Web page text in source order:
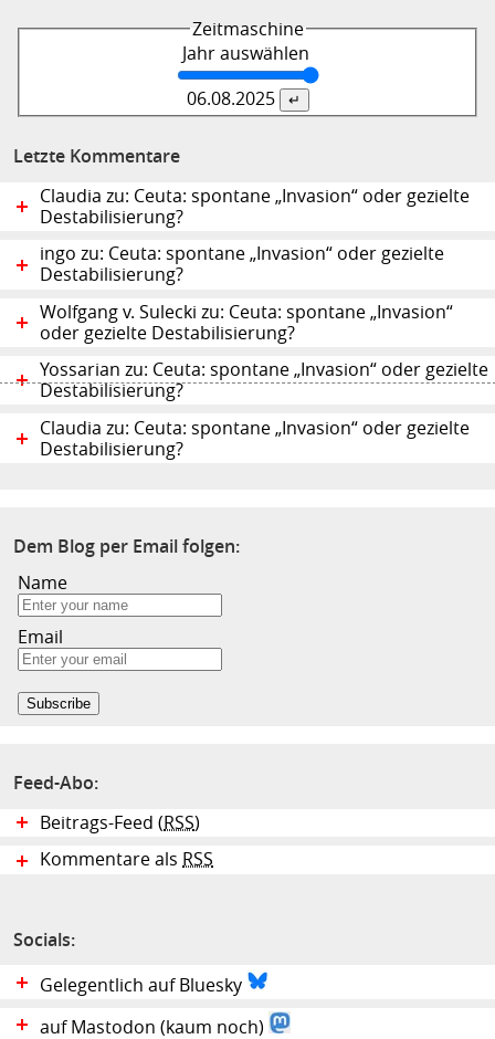
Zeitmaschine
Jahr auswählen
06.08.2025
Letzte Kommentare
Claudia zu: Ceuta: spontane „Invasion“ oder gezielte
Destabilisierung?
ingo zu: Ceuta: spontane „Invasion“ oder gezielte
Destabilisierung?
Wolfgang v. Sulecki zu: Ceuta: spontane „Invasion“
oder gezielte Destabilisierung?
Yossarian zu: Ceuta: spontane „Invasion“ oder gezielte
Destabilisierung?
Claudia zu: Ceuta: spontane „Invasion“ oder gezielte
Destabilisierung?
Dem Blog per Email folgen:
Name
Email
Feed-Abo:
Beitrags-Feed (RSS)
Kommentare als RSS
Socials:
Gelegentlich auf Bluesky
auf Mastodon (kaum noch)